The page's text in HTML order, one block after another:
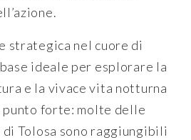
strategica nel cuore di
ideale per esplorare la
e la vivace vita notturna
forte: molte delle
Tolosa sono raggiungibili